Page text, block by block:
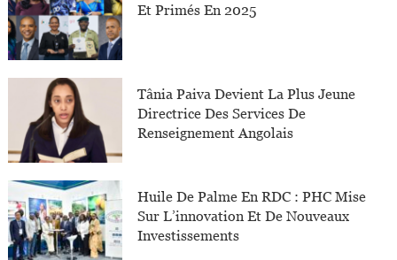
Et Primés En 2025
Tânia Paiva Devient La Plus Jeune
Directrice Des Services De
Renseignement Angolais
Huile De Palme En RDC : PHC Mise
Sur L’innovation Et De Nouveaux
Investissements